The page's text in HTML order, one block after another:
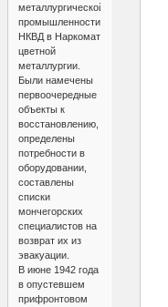
металлургической
промышленности
НКВД в Наркомат
цветной
металлургии.
Были намечены
первоочередные
объекты к
восстановлению,
определены
потребности в
оборудовании,
составлены
списки
мончегорских
специалистов на
возврат их из
эвакуации.
В июне 1942 года
в опустевшем
прифронтовом